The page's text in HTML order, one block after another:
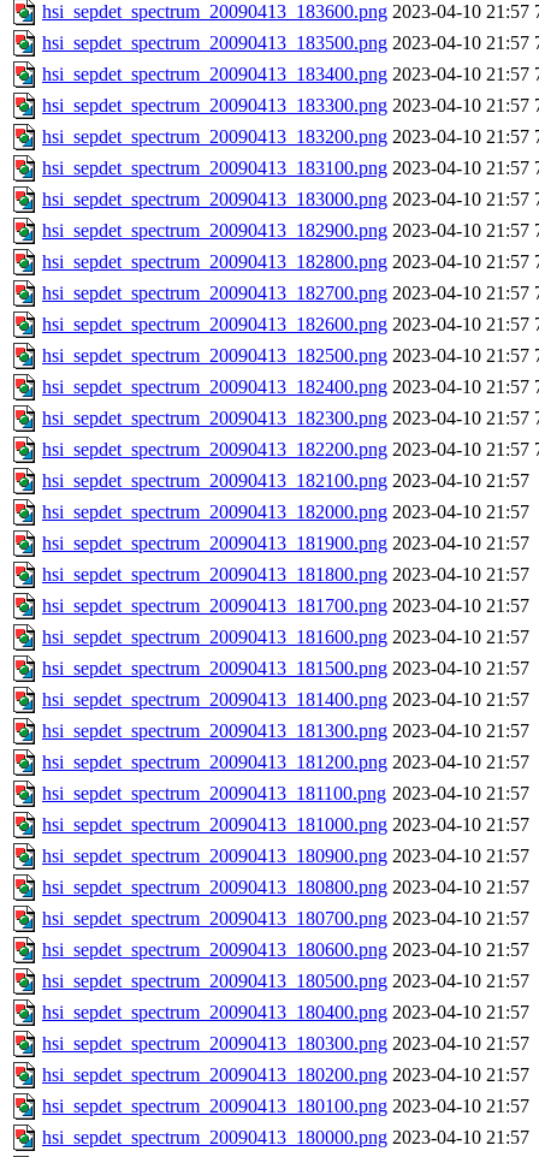
hsi_sepdet_spectrum_20090413_183600.png 2023-04-10 21:57
hsi_sepdet_spectrum_20090413_183500.png 2023-04-10 21:57
hsi_sepdet_spectrum_20090413_183400.png 2023-04-10 21:57
hsi_sepdet_spectrum_20090413_183300.png 2023-04-10 21:57
hsi_sepdet_spectrum_20090413_183200.png 2023-04-10 21:57
hsi_sepdet_spectrum_20090413_183100.png 2023-04-10 21:57
hsi_sepdet_spectrum_20090413_183000.png 2023-04-10 21:57
hsi_sepdet_spectrum_20090413_182900.png 2023-04-10 21:57
hsi_sepdet_spectrum_20090413_182800.png 2023-04-10 21:57
hsi_sepdet_spectrum_20090413_182700.png 2023-04-10 21:57
hsi_sepdet_spectrum_20090413_182600.png 2023-04-10 21:57
hsi_sepdet_spectrum_20090413_182500.png 2023-04-10 21:57
hsi_sepdet_spectrum_20090413_182400.png 2023-04-10 21:57
hsi_sepdet_spectrum_20090413_182300.png 2023-04-10 21:57
hsi_sepdet_spectrum_20090413_182200.png 2023-04-10 21:57
hsi_sepdet_spectrum_20090413_182100.png 2023-04-10 21:57
hsi_sepdet_spectrum_20090413_182000.png 2023-04-10 21:57
hsi_sepdet_spectrum_20090413_181900.png 2023-04-10 21:57
hsi_sepdet_spectrum_20090413_181800.png 2023-04-10 21:57
hsi_sepdet_spectrum_20090413_181700.png 2023-04-10 21:57
hsi_sepdet_spectrum_20090413_181600.png 2023-04-10 21:57
hsi_sepdet_spectrum_20090413_181500.png 2023-04-10 21:57
hsi_sepdet_spectrum_20090413_181400.png 2023-04-10 21:57
hsi_sepdet_spectrum_20090413_181300.png 2023-04-10 21:57
hsi_sepdet_spectrum_20090413_181200.png 2023-04-10 21:57
hsi_sepdet_spectrum_20090413_181100.png 2023-04-10 21:57
hsi_sepdet_spectrum_20090413_181000.png 2023-04-10 21:57
hsi_sepdet_spectrum_20090413_180900.png 2023-04-10 21:57
hsi_sepdet_spectrum_20090413_180800.png 2023-04-10 21:57
hsi_sepdet_spectrum_20090413_180700.png 2023-04-10 21:57
hsi_sepdet_spectrum_20090413_180600.png 2023-04-10 21:57
hsi_sepdet_spectrum_20090413_180500.png 2023-04-10 21:57
hsi_sepdet_spectrum_20090413_180400.png 2023-04-10 21:57
hsi_sepdet_spectrum_20090413_180300.png 2023-04-10 21:57
hsi_sepdet_spectrum_20090413_180200.png 2023-04-10 21:57
hsi_sepdet_spectrum_20090413_180100.png 2023-04-10 21:57
hsi_sepdet_spectrum_20090413_180000.png 2023-04-10 21:57